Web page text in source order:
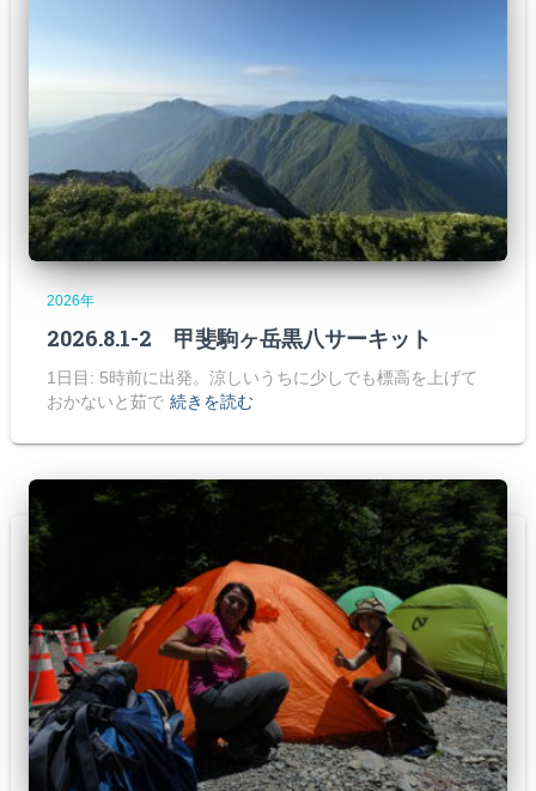
2026年
2026.8.1-2 甲斐駒ヶ岳黒八サーキット
1日目: 5時前に出発。涼しいうちに少しでも標高を上げて
おかないと茹で 続きを読む